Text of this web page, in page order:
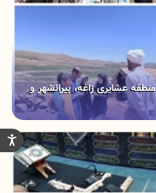
عشایری زاغه، بیرانشهر و